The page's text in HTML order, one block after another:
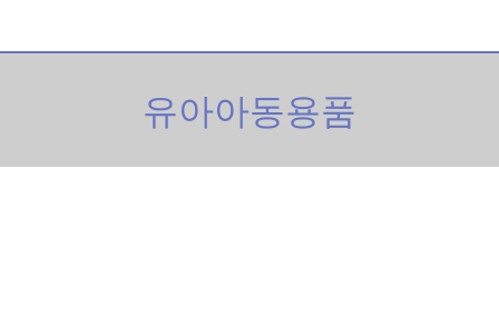
유아아동용품